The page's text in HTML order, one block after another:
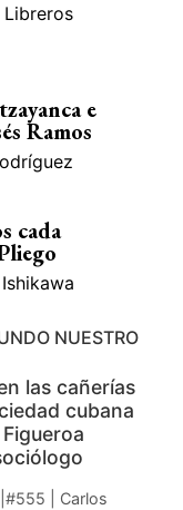
e
Ramos
cada
NUESTRO
las cañerías
cubana
| Carlos